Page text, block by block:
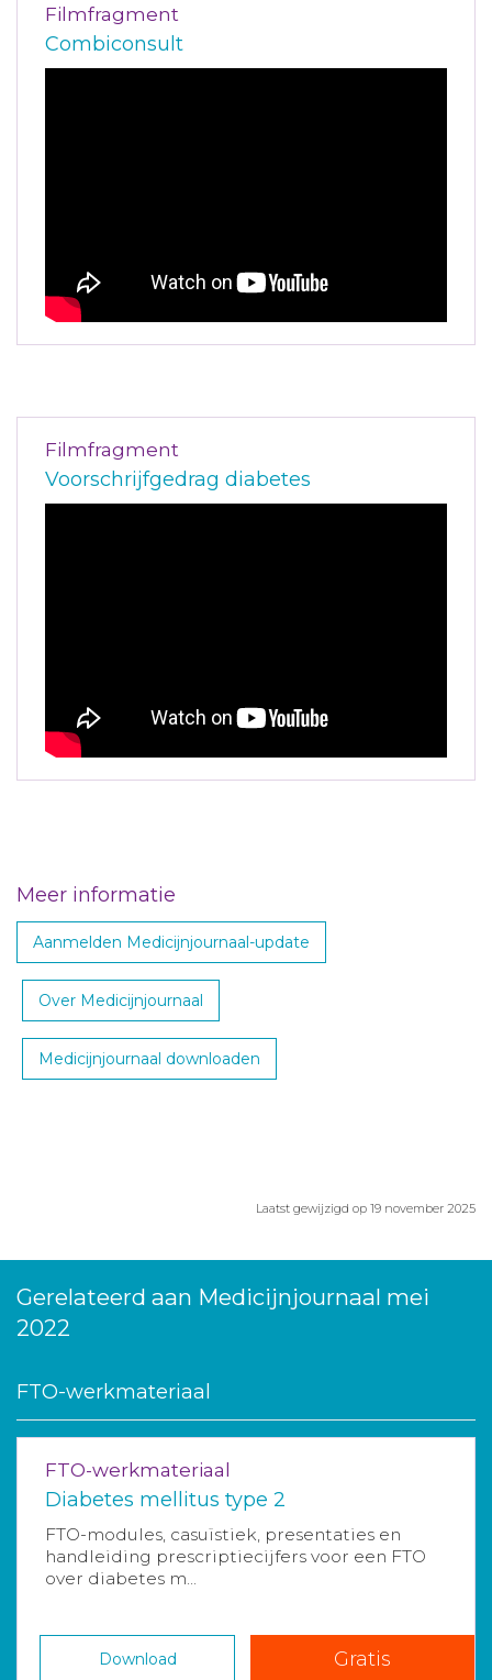
Filmfragment
Combiconsult
Filmfragment
Voorschrijfgedrag diabetes
Meer informatie
Aanmelden Medicijnjournaal-update
Over Medicijnjournaal
Medicijnjournaal downloaden
Laatst gewijzigd op 19 november 2025
Gerelateerd aan Medicijnjournaal mei
2022
FTO-werkmateriaal
FTO-werkmateriaal
Diabetes mellitus type 2
FTO-modules, casuïstiek, presentaties en
handleiding prescriptiecijfers voor een FTO
over diabetes m...
Download Gratis